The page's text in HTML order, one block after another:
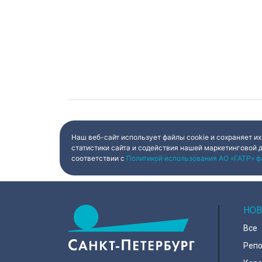
Наш веб-сайт использует файлы cookie и сохраняет
статистики сайта и содействия нашей
соответствии с Политикой использования АО «ГАТР»
Все